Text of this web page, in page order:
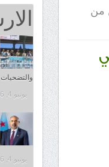
من
والتضحيات
يونيو 4, 2026
يونيو 4, 2026